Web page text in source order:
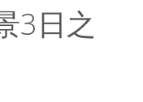
AT
O
3日之